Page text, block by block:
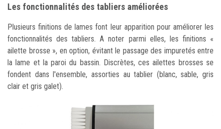
Les fonctionnalités des tabliers améliorées
Plusieurs finitions de lames font leur apparition pour améliorer les
fonctionnalités des tabliers. A noter parmi elles, les finitions «
ailette brosse », en option, évitant le passage des impuretés entre
la lame et la paroi du bassin. Discrètes, ces ailettes brosses se
fondent dans l'ensemble, assorties au tablier (blanc, sable, gris
clair et gris galet).